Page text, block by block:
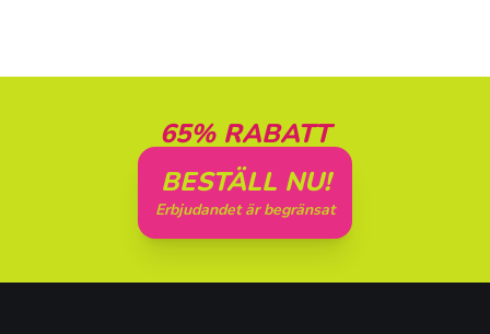
65% RABATT
BESTÄLL NU!
Erbjudandet är begränsat